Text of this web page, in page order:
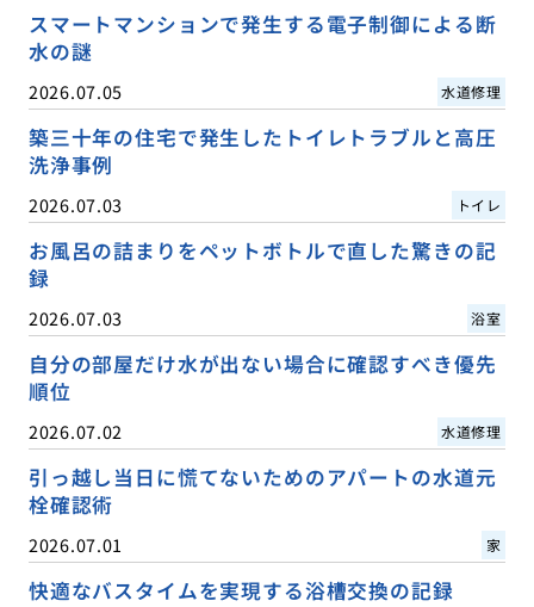
スマートマンションで発生する電子制御による断
水の謎
2026.07.05 水道修理
築三十年の住宅で発生したトイレトラブルと高圧
洗浄事例
2026.07.03 トイレ
お風呂の詰まりをペットボトルで直した驚きの記
録
2026.07.03 浴室
自分の部屋だけ水が出ない場合に確認すべき優先
順位
2026.07.02 水道修理
引っ越し当日に慌てないためのアパートの水道元
栓確認術
2026.07.01 家
快適なバスタイムを実現する浴槽交換の記録